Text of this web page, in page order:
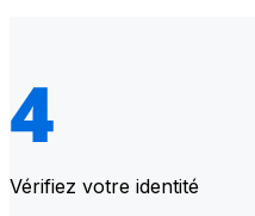
Vérifiez votre identité